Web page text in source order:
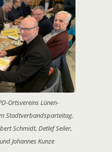
Ortsvereins Lünen-
Stadtverbandsparteitag.
Schmidt, Detlef Seiler,
Johannes Kunze